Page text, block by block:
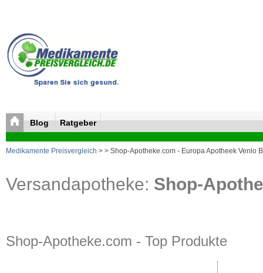
Blog Ratgeber
Medikamente Preisvergleich > > Shop-Apotheke.com - Europa Apotheek Venlo
Versandapotheke: Shop-
Shop-Apotheke.com - Top Produkte